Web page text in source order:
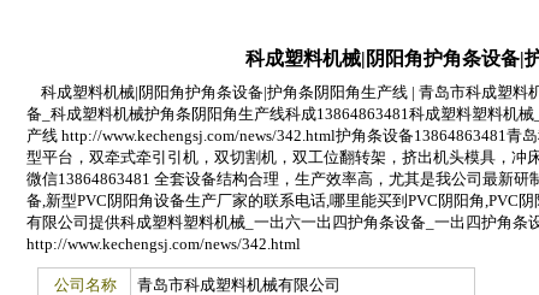
科成塑料机械|阴阳角护角条设备|
科成塑料机械|阴阳角护角条设备|护角条阴阳角生产线 | 青岛市科成塑料
备_科成塑料机械护角条阴阳角生产线科成13864863481科成塑料塑料机
产线 http://www.kechengsj.com/news/342.html护角条设备13864863481
型平台，双牵式牵引引机，双切割机，双工位翻转架，挤出机头模具，冲
微信13864863481 全套设备结构合理，生产效率高，尤其是我公司最新
备,新型PVC阴阳角设备生产厂家的联系电话,哪里能买到PVC阴阳角,PVC
有限公司提供科成塑料塑料机械_一出六一出四护角条设备_一出四护角条
http://www.kechengsj.com/news/342.html
公司名称
青岛市科成塑料机械有限公司